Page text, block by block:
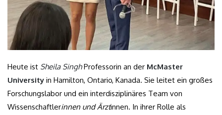
Heute ist Sheila SinghProfessorin an der McMaster
University in Hamilton, Ontario, Kanada. Sie leitet ein großes
Forschungslabor und ein interdisziplinäres Team von
Wissenschaftlerinnen und Ärztinnen. In ihrer Rolle als